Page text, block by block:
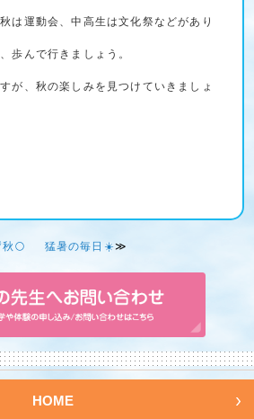
は運動会、中高生は文化祭などがあり
歩んで行きましょう。
が、秋の楽しみを見つけていきましょ
秋🌕 猛暑の毎日☀️≫
HOME